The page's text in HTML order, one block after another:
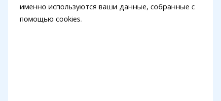
именно используются ваши данные, собранные с
помощью cookies.